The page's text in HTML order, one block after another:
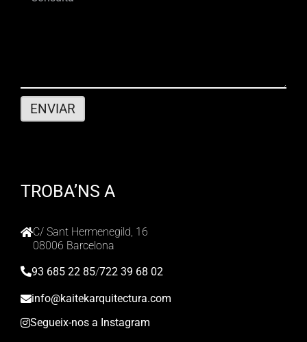
TROBA’NS A
C/ Sant Hermenegild, 16
08006 Barcelona
93 685 22 85/722 39 68 02
info@kaitekarquitectura.com
Segueix-nos a Instagram